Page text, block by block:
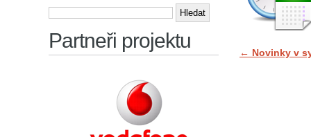
Vyhledávání
Partneři projektu
← Novinky v